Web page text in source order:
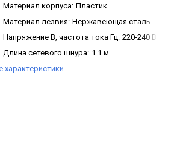
Материал корпуса: Пластик
Материал лезвия: Нержавеющая сталь
Напряжение В, частота тока Гц: 220-240 В, 50/
Длина сетевого шнура: 1.1 м
Защита от поражения током:
Блендер, насадка-блендер,
характеристики